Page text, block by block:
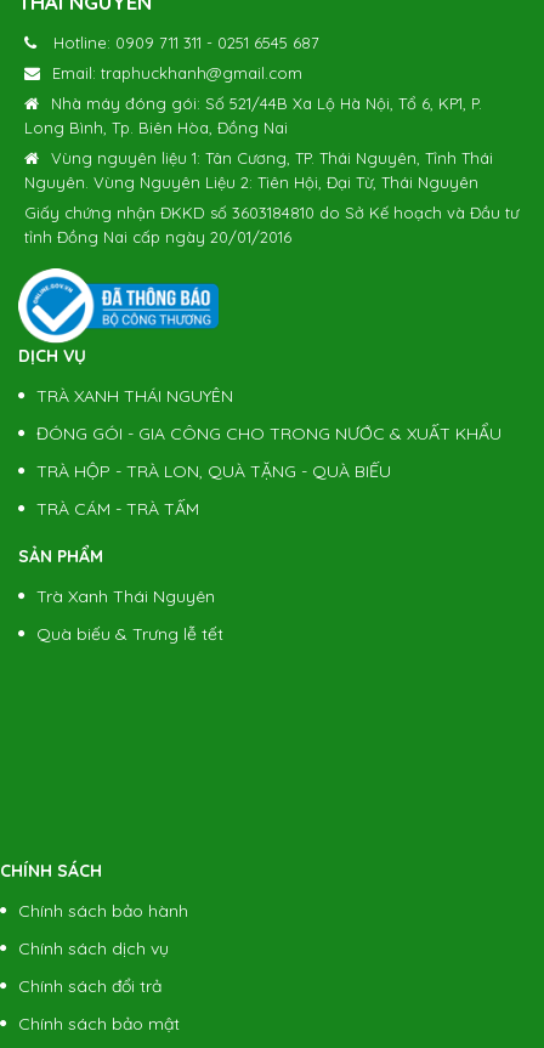
Hotline: 0909 711 311 - 0251 6545 687
Email: traphuckhanh@gmail.com
Nhà máy đóng gói: Số 521/44B Xa Lộ Hà Nội, Tổ 6, KP1, P.
Long Bình, Tp. Biên Hòa, Đồng Nai
Vùng nguyên liệu 1: Tân Cương, TP. Thái Nguyên, Tỉnh Thái
Nguyên. Vùng Nguyên Liệu 2: Tiên Hội, Đại Từ, Thái Nguyên
Giấy chứng nhận ĐKKD số 3603184810 do Sở Kế hoạch và Đầu tư
tỉnh Đồng Nai cấp ngày 20/01/2016
DỊCH VỤ
TRÀ XANH THÁI NGUYÊN
ĐÓNG GÓI - GIA CÔNG CHO TRONG NƯỚC & XUẤT KHẨU
TRÀ HỘP - TRÀ LON, QUÀ TẶNG - QUÀ BIẾU
TRÀ CÁM - TRÀ TẤM
SẢN PHẨM
Trà Xanh Thái Nguyên
Quà biếu & Trưng lễ tết
CHÍNH SÁCH
Chính sách bảo hành
Chính sách dịch vụ
Chính sách đổi trả
Chính sách bảo mật